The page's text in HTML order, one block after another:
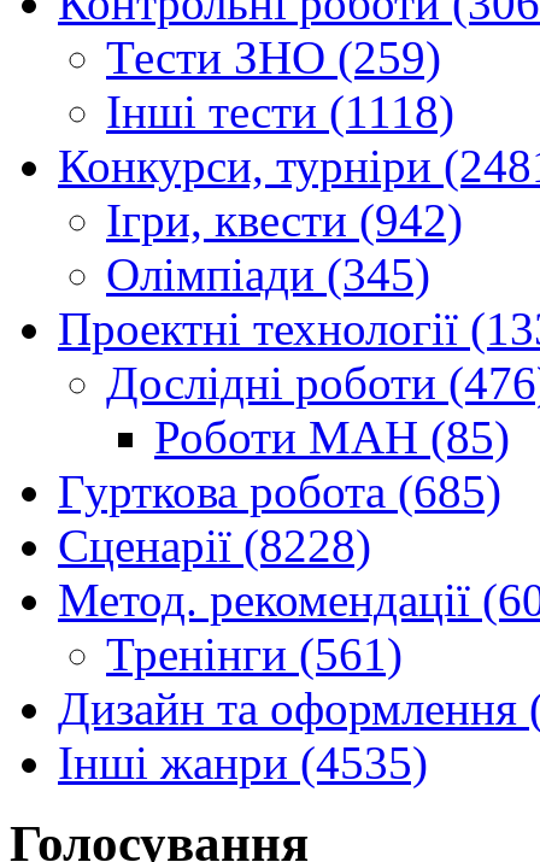
Тести ЗНО (259)
Інші тести (1118)
Конкурси, турніри
Ігри, квести (942)
Олімпіади (345)
Проектні технології
Дослідні роботи
Роботи МАН (85)
Гурткова робота (685)
Сценарії (8228)
Метод. рекомендації
Тренінги (561)
Дизайн та оформлення
Інші жанри (4535)
Голосування